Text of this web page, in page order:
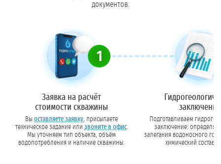
документов.
1
Заявка на расчёт
стоимости скважины
Вы оставляете заявку, присылаете
техническое задание или звоните в офис.
Мы уточняем тип объекта, объём
водопотребления и наличие скважины.
заключение
Подготавливаем
заключение:
залегания водоносного
химический состав